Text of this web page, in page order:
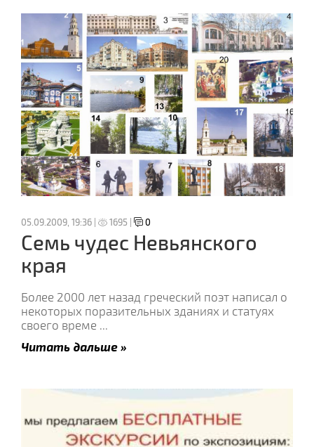
05.09.2009, 19:36 | 1695 | 0
Семь чудес Невьянского
края
Более 2000 лет назад греческий поэт написал о
некоторых поразительных зданиях и статуях
своего време ...
Читать дальше »